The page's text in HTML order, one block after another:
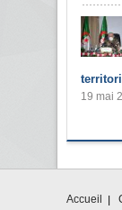
19 mai
Accueil